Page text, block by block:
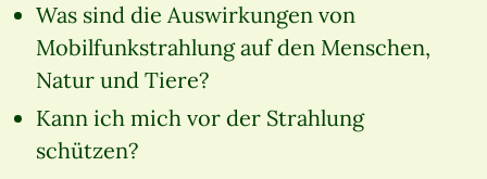
Was sind die Auswirkungen von
Mobilfunkstrahlung auf den Menschen,
Natur und Tiere?
Kann ich mich vor der Strahlung
schützen?